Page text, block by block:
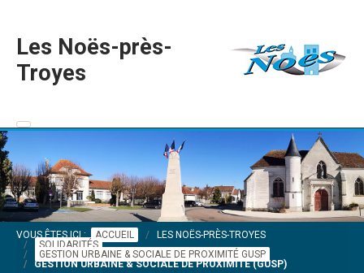
Les Noës-près-
Troyes
VOUS ÊTES ICI : ACCUEIL
LES NOËS-PRÈS-TROYES
SOLIDARITÉS
GESTION URBAINE & SOCIALE DE PROXIMITÉ GUSP
GESTION URBAINE & SOCIALE DE PROXIMITÉ (GUSP)